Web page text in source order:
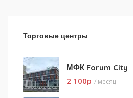
Торговые центры
МФК Forum City
2 100p / месяц